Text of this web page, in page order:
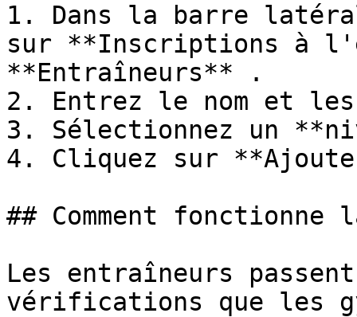
1. Dans la barre
sur **Inscriptions à
**Entraîneurs** .
2. Entrez le nom et
3. Sélectionnez un
4. Cliquez sur
## Comment
Les entraîneurs
vérifications que les